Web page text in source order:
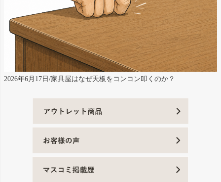
2026年6月17日/家具屋はなぜ天板をコンコン叩くのか？